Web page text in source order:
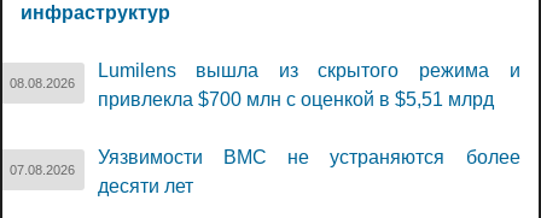
инфраструктур
08.08.2026
Lumilens вышла из скрытого режима и
привлекла $700 млн с оценкой в $5,51 млрд
07.08.2026
Уязвимости BMC не устраняются более
десяти лет